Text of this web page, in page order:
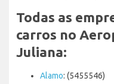
Todas as
carros no
Juliana:
Alamo: (5455546)